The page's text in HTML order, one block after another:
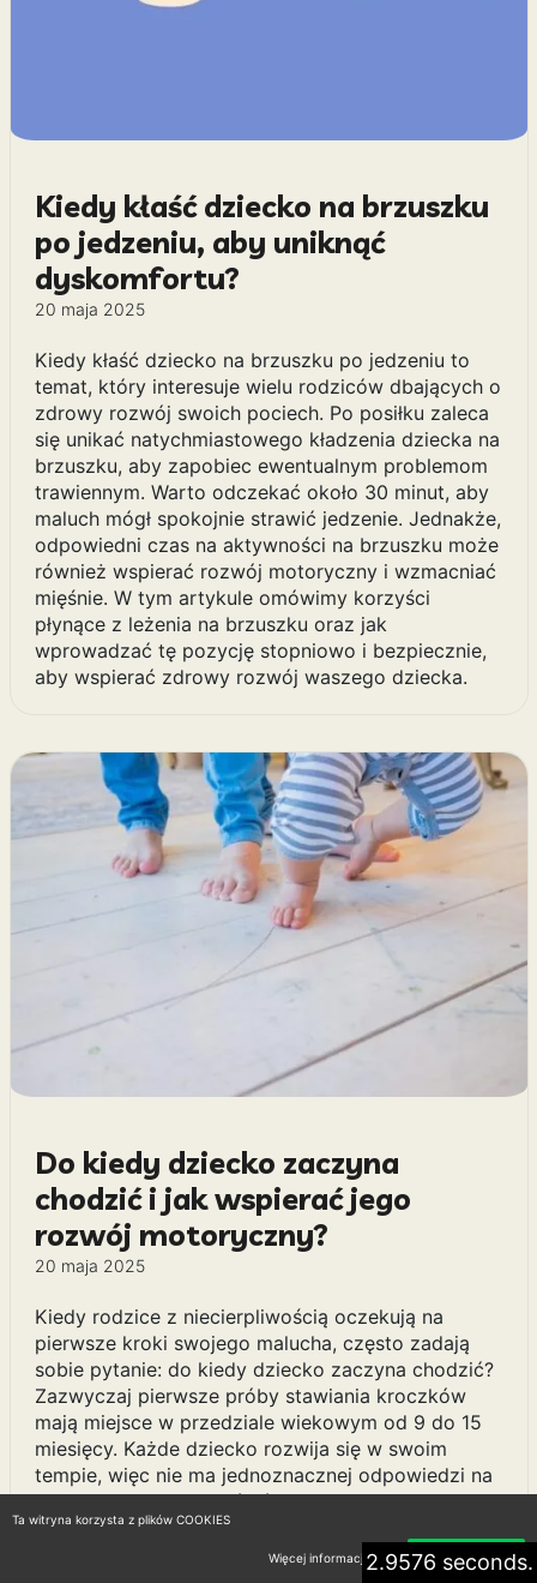
Kiedy kłaść dziecko na brzuszku
po jedzeniu, aby uniknąć
dyskomfortu?
20 maja 2025
Kiedy kłaść dziecko na brzuszku po jedzeniu to
temat, który interesuje wielu rodziców dbających o
zdrowy rozwój swoich pociech. Po posiłku zaleca
się unikać natychmiastowego kładzenia dziecka na
brzuszku, aby zapobiec ewentualnym problemom
trawiennym. Warto odczekać około 30 minut, aby
maluch mógł spokojnie strawić jedzenie. Jednakże,
odpowiedni czas na aktywności na brzuszku może
również wspierać rozwój motoryczny i wzmacniać
mięśnie. W tym artykule omówimy korzyści
płynące z leżenia na brzuszku oraz jak
wprowadzać tę pozycję stopniowo i bezpiecznie,
aby wspierać zdrowy rozwój waszego dziecka.
Do kiedy dziecko zaczyna
chodzić i jak wspierać jego
rozwój motoryczny?
20 maja 2025
Kiedy rodzice z niecierpliwością oczekują na
pierwsze kroki swojego malucha, często zadają
sobie pytanie: do kiedy dziecko zaczyna chodzić?
Zazwyczaj pierwsze próby stawiania kroczków
mają miejsce w przedziale wiekowym od 9 do 15
miesięcy. Każde dziecko rozwija się w swoim
tempie, więc nie ma jednoznacznej odpowiedzi na
to pytanie. Warto zwrócić uwagę na etapy rozwoju
motorycznego, takie jak czołganie czy wstawanie,
które są kluczowe przed rozpoczęciem2.9576 seconds.
Ta witryna korzysta z plików COOKIES
Więcej informacji Akceptuję